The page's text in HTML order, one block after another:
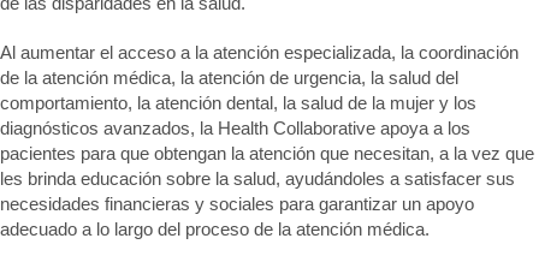
Al aumentar el acceso a la atención especializada, la coordinación
de la atención médica, la atención de urgencia, la salud del
comportamiento, la atención dental, la salud de la mujer y los
diagnósticos avanzados, la Health Collaborative apoya a los
pacientes para que obtengan la atención que necesitan, a la vez que
les brinda educación sobre la salud, ayudándoles a satisfacer sus
necesidades financieras y sociales para garantizar un apoyo
adecuado a lo largo del proceso de la atención médica.